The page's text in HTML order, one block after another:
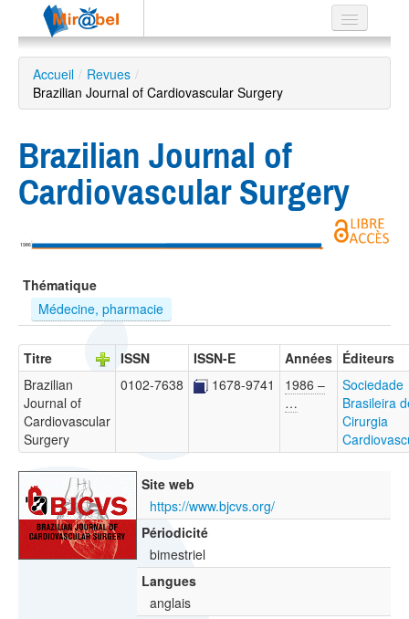
Le réseau
Soutien
avancée
ES
?
Accueil / Revues /
Brazilian Journal of Cardiovascular Surgery
Brazilian Journal of
Cardiovascular Surgery
1986
Thématique
Médecine, pharmacie
Titre ISSN ISSN-E Années Éditeurs
Brazilian
Journal of
Cardiovascular
Surgery
0102-7638 1678-9741
1986 –
…
Sociedade
Brasileira
Cirurgia
Site web
https://www.bjcvs.org/
Périodicité
bimestriel
Langues
anglais